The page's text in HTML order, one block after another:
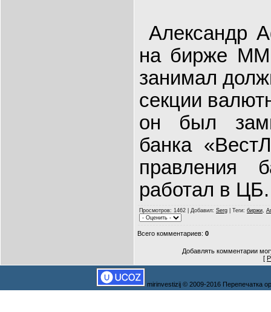
Александр
на бирже
занимал
секции
он был
банка «
правления
работал в ЦБ.
Просмотров: 1462 | Добавил: Serg Теги: биржи
Всего комментариев: 0
Добавлять комментарии
[
mirinvestizij © 2009-2016 Перепечатка